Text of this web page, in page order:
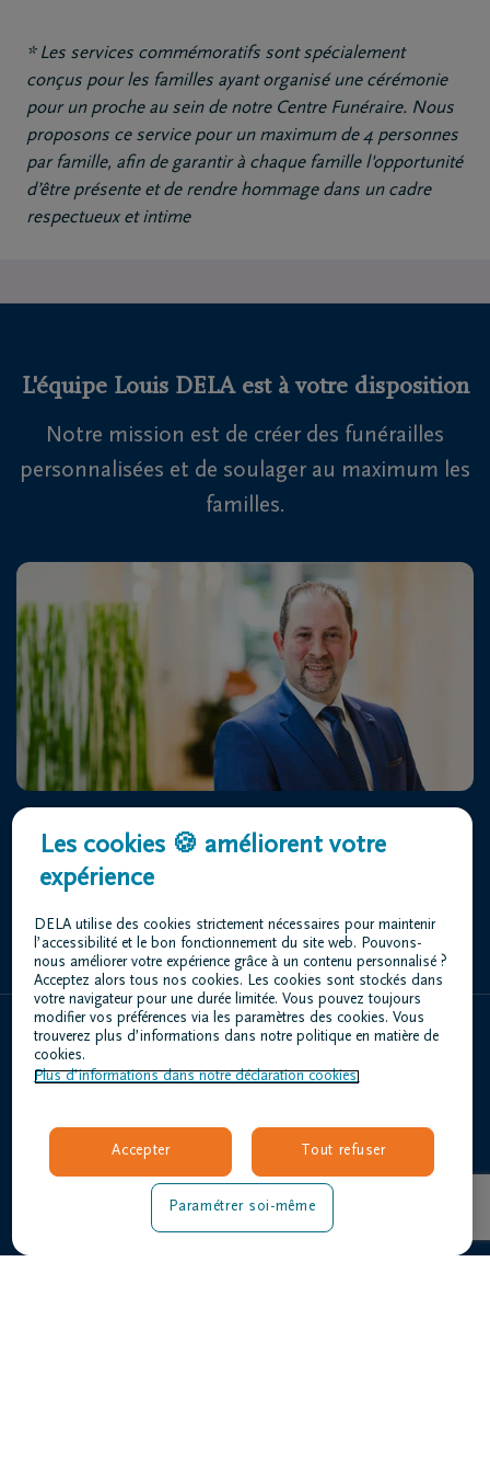
* Les services commémoratifs sont spécialement
conçus pour les familles ayant organisé une cérémonie
pour un proche au sein de notre Centre Funéraire. Nous
proposons ce service pour un maximum de 4 personnes
par famille, afin de garantir à chaque famille l'opportunité
d’être présente et de rendre hommage dans un cadre
respectueux et intime
L'équipe Louis DELA est à votre disposition
Notre mission est de créer des funérailles
personnalisées et de soulager au maximum les
familles.
Rue Toussaint Gerkens 2 4052 Beaufays
+32 4 368 66 66
À propos de nous
Organiser des funérailles
Notre centre funéraire
Questions fréquemment posées
Les cookies 🍪 améliorent votre
expérience
DELA utilise des cookies strictement nécessaires pour maintenir
l’accessibilité et le bon fonctionnement du site web. Pouvons-
nous améliorer votre expérience grâce à un contenu personnalisé ?
Acceptez alors tous nos cookies. Les cookies sont stockés dans
votre navigateur pour une durée limitée. Vous pouvez toujours
modifier vos préférences via les paramètres des cookies. Vous
trouverez plus d’informations dans notre politique en matière de
cookies.
Plus d’informations dans notre déclaration cookies.
Accepter Tout refuser
Paramétrer soi-même